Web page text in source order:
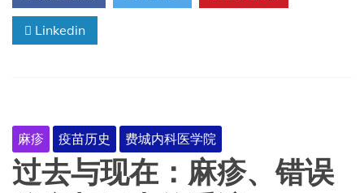
种
Linkedin
麻疹 疫苗历史 费城内科医学院
过去与现在：麻疹、错误